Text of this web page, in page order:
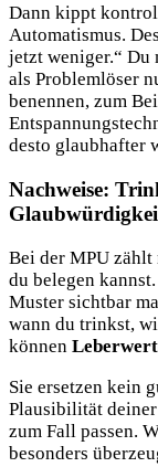
Dann kippt
Automatismus.
jetzt weniger.“ Du
als Problemlöser
benennen, zum
desto glaubhafter
Nachweise:
Bei der MPU zählt
du belegen
Muster sichtbar
wann du trinkst,
können
Sie ersetzen kein
Plausibilität
zum Fall passen.
besonders